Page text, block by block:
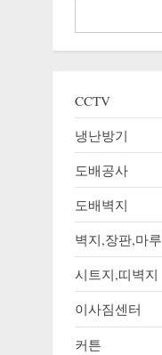
CCTV
냉난방기
도배공사
도배벽지
벽지,장판,마루
시트지,띠벽지
이사짐센터
커튼